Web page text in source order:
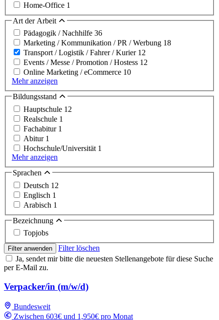
Home-Office 1
Art der Arbeit
Pädagogik / Nachhilfe 36
Marketing / Kommunikation / PR / Werbung 18
Transport / Logistik / Fahrer / Kurier 12
Events / Messe / Promotion / Hostess 12
Online Marketing / eCommerce 10
Mehr anzeigen
Bildungsstand
Hauptschule 12
Realschule 1
Fachabitur 1
Abitur 1
Hochschule/Universität 1
Mehr anzeigen
Sprachen
Deutsch 12
Englisch 1
Arabisch 1
Bezeichnung
Topjobs
Filter anwenden
Filter löschen
Ja, sendet mir bitte die neuesten Stellenangebote für diese Suche
per E-Mail zu.
Verpacker/in (m/w/d)
Bundesweit
Zwischen 603€ und 1,950€ pro Monat